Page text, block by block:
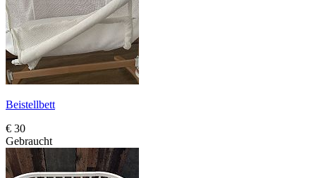
Beistellbett
€ 30
Gebraucht